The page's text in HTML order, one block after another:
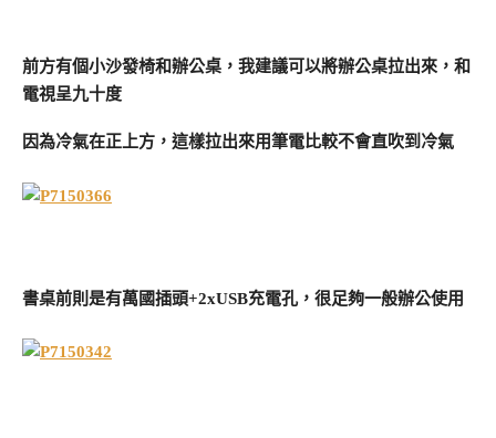
前方有個小沙發椅和辦公桌，我建議可以將辦公桌拉出來，和
電視呈九十度
因為冷氣在正上方，這樣拉出來用筆電比較不會直吹到冷氣
書桌前則是有萬國插頭+2xUSB充電孔，很足夠一般辦公使用